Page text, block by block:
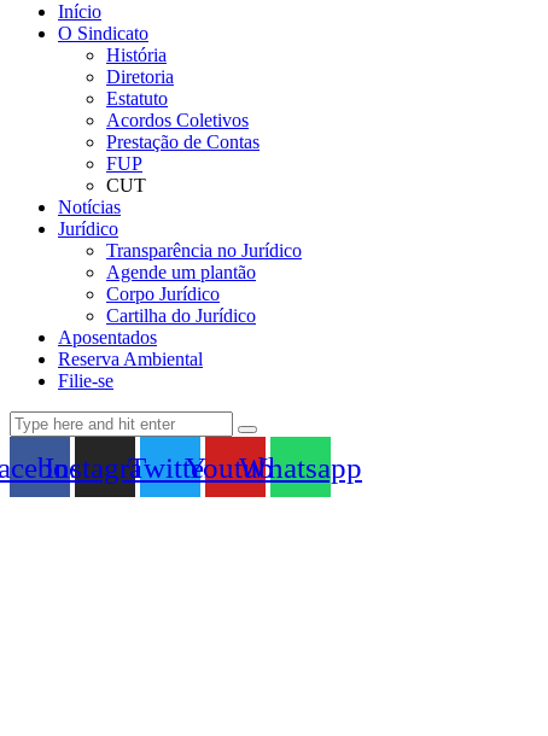
Início
O Sindicato
História
Diretoria
Estatuto
Acordos Coletivos
Prestação de Contas
FUP
CUT
Notícias
Jurídico
Transparência no Jurídico
Agende um plantão
Corpo Jurídico
Cartilha do Jurídico
Aposentados
Reserva Ambiental
Filie-se
InstagramTwitterYoutubeWhatsapp